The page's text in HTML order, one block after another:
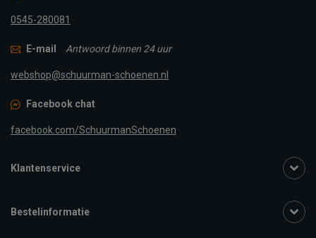
0545-280081
E-mail Antwoord binnen 24 uur
webshop@schuurman-schoenen.nl
Facebook chat
facebook.com/SchuurmanSchoenen
Klantenservice
Bestelinformatie